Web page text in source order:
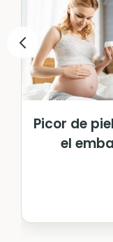
Picor de
el